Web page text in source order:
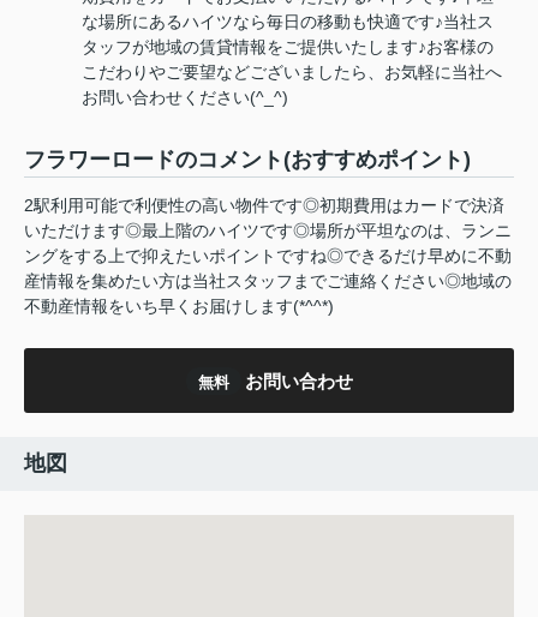
な場所にあるハイツなら毎日の移動も快適です♪当社ス
タッフが地域の賃貸情報をご提供いたします♪お客様の
こだわりやご要望などございましたら、お気軽に当社へ
お問い合わせください(^_^)
フラワーロードのコメント(おすすめポイント)
2駅利用可能で利便性の高い物件です◎初期費用はカードで決済
いただけます◎最上階のハイツです◎場所が平坦なのは、ランニ
ングをする上で抑えたいポイントですね◎できるだけ早めに不動
産情報を集めたい方は当社スタッフまでご連絡ください◎地域の
不動産情報をいち早くお届けします(*^^*)
無料 お問い合わせ
地図